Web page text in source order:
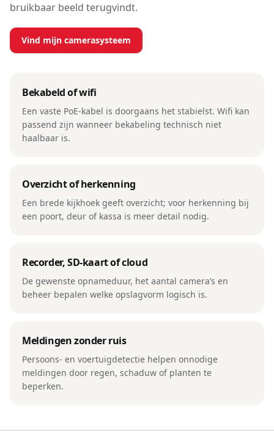
bruikbaar beeld terugvindt.
Vind mijn camerasysteem
Bekabeld of wifi
Een vaste PoE-kabel is doorgaans het stabielst. Wifi kan
passend zijn wanneer bekabeling technisch niet
haalbaar is.
Overzicht of herkenning
Een brede kijkhoek geeft overzicht; voor herkenning bij
een poort, deur of kassa is meer detail nodig.
Recorder, SD-kaart of cloud
De gewenste opnameduur, het aantal camera’s en
beheer bepalen welke opslagvorm logisch is.
Meldingen zonder ruis
Persoons- en voertuigdetectie helpen onnodige
meldingen door regen, schaduw of planten te
beperken.